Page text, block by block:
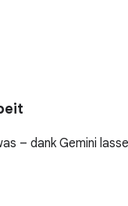
– dank Gemini